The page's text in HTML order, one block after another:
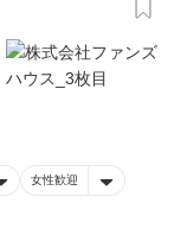
女性歓迎